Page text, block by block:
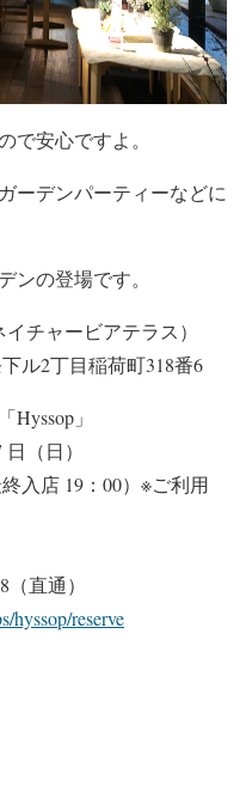
で安心ですよ。
ーデンパーティーなどに
ンの登場です。
チャービアテラス）
ル2丁目稲荷町318番6
」
（日）
入店 19：00）※ご利用
直通）
hyssop/reserve